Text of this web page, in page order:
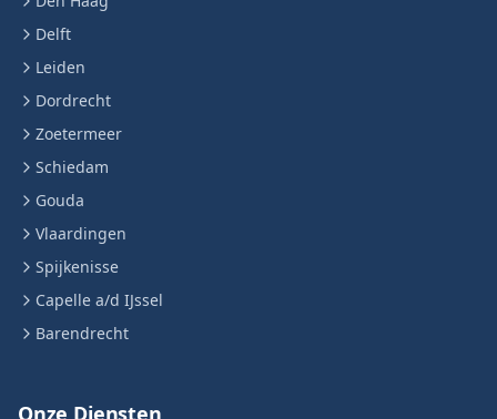
Delft
Leiden
Dordrecht
Zoetermeer
Schiedam
Gouda
Vlaardingen
Spijkenisse
Capelle a/d IJssel
Barendrecht
Onze Diensten